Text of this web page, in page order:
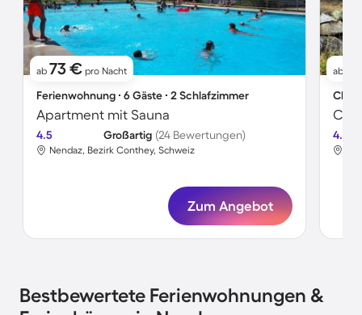
ab 73 € pro Nacht
Ferienwohnung ∙ 6 Gäste ∙ 2 Schlafzimmer
Apartment mit Sauna
4.5 Großartig (24 Bewertungen)
Nendaz, Bezirk Conthey, Schweiz
Zum Angebot
ab
4.8
Bestbewertete Ferienwohnungen &